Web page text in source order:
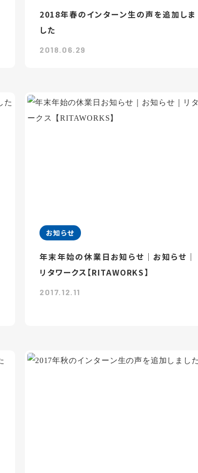
2018年春のインターン生の声を追加しま
した
2018.06.29
お知らせ
年末年始の休業日お知らせ｜お知らせ｜
リタワークス【RITAWORKS】
2017.12.11